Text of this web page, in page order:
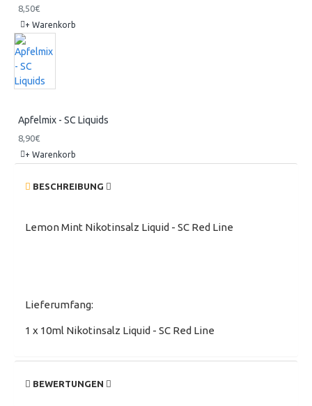
8,50€
+ Warenkorb
Apfelmix - SC Liquids
8,90€
+ Warenkorb
BESCHREIBUNG
Lemon Mint Nikotinsalz Liquid - SC Red Line
Lieferumfang:
1 x 10ml Nikotinsalz Liquid - SC Red Line
BEWERTUNGEN